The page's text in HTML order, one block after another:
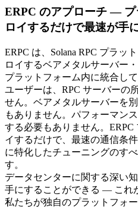
ERPC のアプローチ —
ロイするだけで最速が手
ERPC は、Solana RPC プラッ
ロイするベアメタルサーバー
プラットフォーム内に統合して
ユーザーは、RPC サーバーの
せん。ベアメタルサーバーを
もありません。パフォーマン
する必要もありません。
イするだけで、最速の通信条
に特化したチューニングのす
す。
データセンターに関する深い
手にすることができる — これ
私たちが独自のプラットフォ